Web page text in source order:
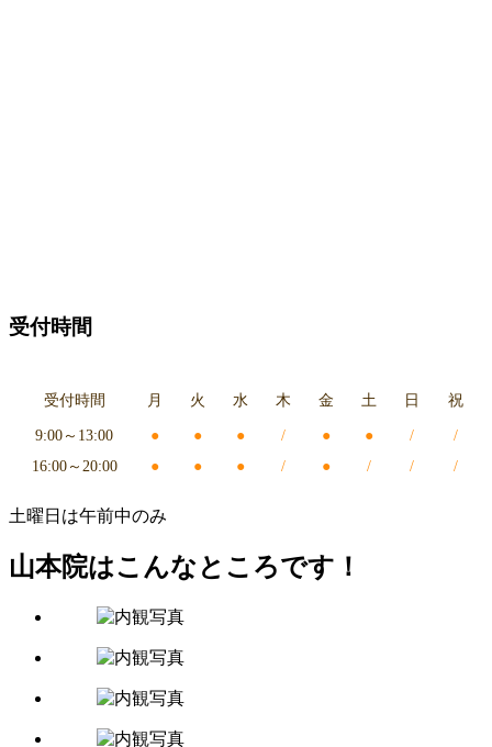
受付時間
受付時間 月 火 水 木 金 土 日 祝
9:00～13:00 ● ● ● / ● ● /
/
16:00～20:00
● ● ● / ● / / /
土曜日は午前中のみ
山本院はこんなところです！